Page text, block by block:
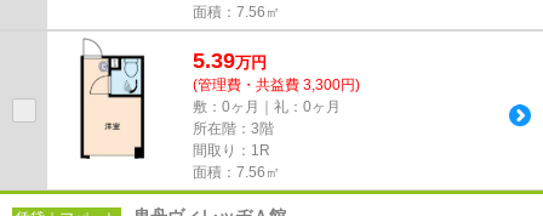
面積：7.56㎡
5.39万円
(管理費・共益費 3,300円)
敷：0ヶ月｜礼：0ヶ月
所在階：3階
間取り：1R
面積：7.56㎡